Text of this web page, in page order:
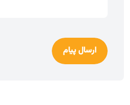
ارسال پیام